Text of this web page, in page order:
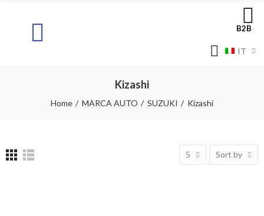
B2B
IT
Kizashi
Home MARCA AUTO SUZUKI Kizashi
5 Sort by